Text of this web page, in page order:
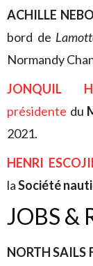
ACHILLE
bord de
Normandy
JONQUIL
présidente du
2021.
HENRI
laSociété
JOBS &
NORTH SAILS